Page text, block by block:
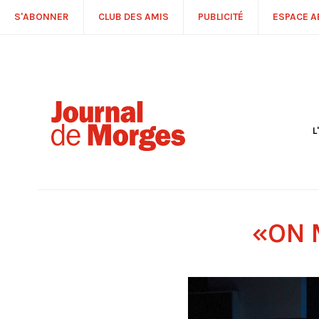
S'ABONNER CLUB DES AMIS PUBLICITÉ ESPACE
«ON